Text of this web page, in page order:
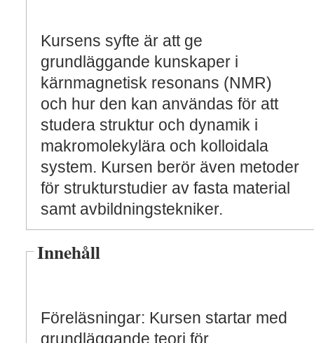
Kursens syfte är att ge
grundläggande kunskaper i
kärnmagnetisk resonans (NMR)
och hur den kan användas för att
studera struktur och dynamik i
makromolekylära och kolloidala
system. Kursen berör även metoder
för strukturstudier av fasta material
samt avbildningstekniker.
Innehåll
Föreläsningar: Kursen startar med
grundläggande teori för